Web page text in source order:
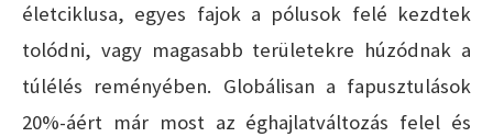
életciklusa, egyes fajok a pólusok felé kezdtek
tolódni, vagy magasabb területekre húzódnak a
túlélés reményében. Globálisan a fapusztulások
20%-áért már most az éghajlatváltozás felel és